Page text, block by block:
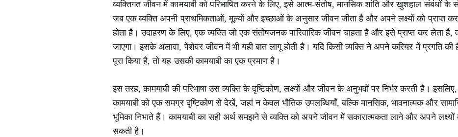
व्यक्तिगत जीवन में कामयाबी को परिभाषित करने के लिए, इसे आत्म-संतोष, मानसिक शांति और खुशहाल संबंधों के
जब एक व्यक्ति अपनी प्राथमिकताओं, मूल्यों और इच्छाओं के अनुसार जीवन जीता है और अपने लक्ष्यों को प्राप्त
होता है। उदाहरण के लिए, एक व्यक्ति जो एक संतोषजनक पारिवारिक जीवन चाहता है और इसे प्राप्त कर लेता है,
जाएगा। इसके अलावा, पेशेवर जीवन में भी यही बात लागू होती है। यदि किसी व्यक्ति ने अपने करियर में प्रगति
पूरा किया है, तो यह उसकी कामयाबी का एक प्रमाण है।
इस तरह, कामयाबी की परिभाषा उस व्यक्ति के दृष्टिकोण, लक्ष्यों और जीवन के अनुभवों पर निर्भर करती है।
कामयाबी को एक समग्र दृष्टिकोण से देखें, जहां न केवल भौतिक उपलब्धियाँ, बल्कि मानसिक, भावनात्मक और
भूमिका निभाते हैं। कामयाबी का सही अर्थ समझने से व्यक्ति को अपने जीवन में सकारात्मकता लाने और अपने
सकती है।